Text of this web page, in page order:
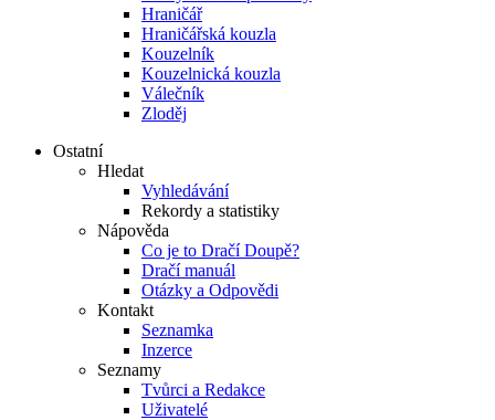
Hraničář
Hraničářská kouzla
Kouzelník
Kouzelnická kouzla
Válečník
Zloděj
Ostatní
Hledat
Vyhledávání
Rekordy a statistiky
Nápověda
Co je to Dračí Doupě?
Dračí manuál
Otázky a Odpovědi
Kontakt
Seznamka
Inzerce
Seznamy
Tvůrci a Redakce
Uživatelé